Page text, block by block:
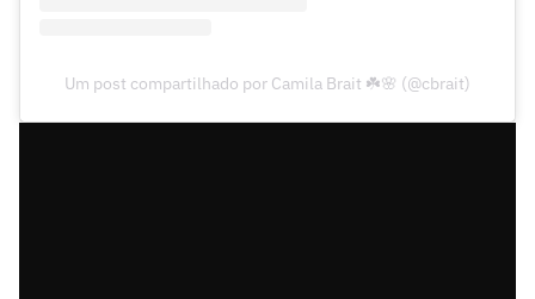
Um post compartilhado por Camila Brait ☘️🌸 (@cbrait)